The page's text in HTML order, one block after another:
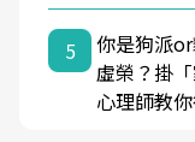
5
你是狗派
虛榮？掛
心理師教